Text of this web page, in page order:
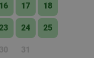
16 17 18
24 25
30 31